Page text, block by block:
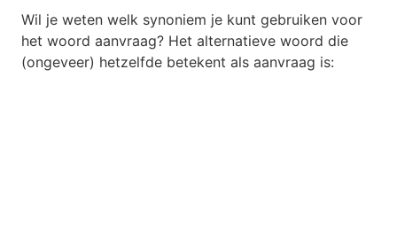
Wil je weten welk synoniem je kunt gebruiken voor
het woord aanvraag? Het alternatieve woord die
(ongeveer) hetzelfde betekent als aanvraag is: